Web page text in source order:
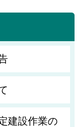
建設作業の